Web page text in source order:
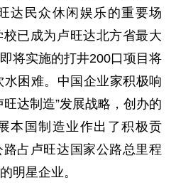
达民众休闲娱乐的重要场
已成为卢旺达北方省最大
将实施的打井200口项目将
困难。中国企业家积极响
达制造”发展战略，创办的
本国制造业作出了积极贡
占卢旺达国家公路总里程
明星企业。